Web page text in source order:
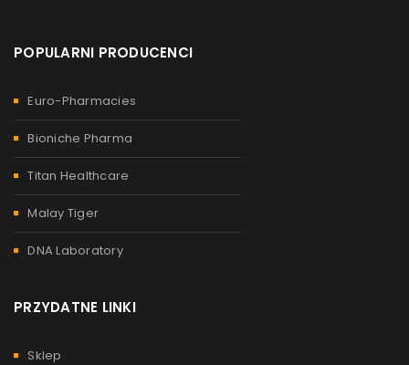
POPULARNI PRODUCENCI
Euro-Pharmacies
Bioniche Pharma
Titan Healthcare
Malay Tiger
DNA Laboratory
PRZYDATNE LINKI
Sklep